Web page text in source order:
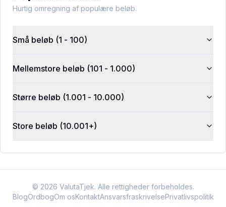
Hurtig omregning af populære beløb.
Små beløb (1 - 100)
Mellemstore beløb (101 - 1.000)
Større beløb (1.001 - 10.000)
Store beløb (10.001+)
© 2026 ValutaTjek. Alle rettigheder forbeholdes.
BlogOrdbogOm osKontaktAnsvarsfraskrivelsePrivatlivspolitik